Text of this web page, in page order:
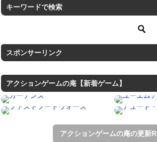
キーワードで検索
スポンサーリンク
アクションゲームの庵【新着ゲーム】
アクションゲームの庵の更新